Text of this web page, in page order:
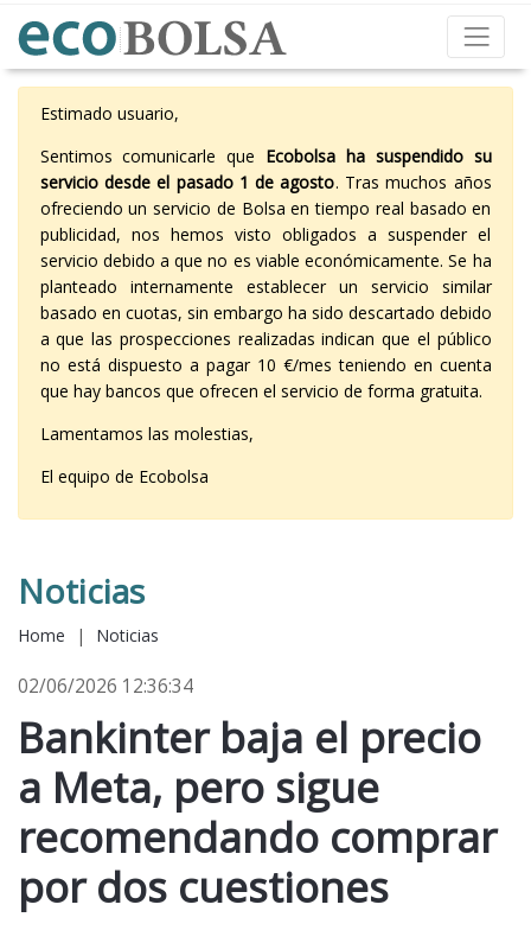
Estimado usuario,
Sentimos comunicarle que Ecobolsa ha suspendido su
servicio desde el pasado 1 de agosto. Tras muchos años
ofreciendo un servicio de Bolsa en tiempo real basado en
publicidad, nos hemos visto obligados a suspender el
servicio debido a que no es viable económicamente. Se ha
planteado internamente establecer un servicio similar
basado en cuotas, sin embargo ha sido descartado debido
a que las prospecciones realizadas indican que el público
no está dispuesto a pagar 10 €/mes teniendo en cuenta
que hay bancos que ofrecen el servicio de forma gratuita.
Lamentamos las molestias,
El equipo de Ecobolsa
Noticias
Home | Noticias
02/06/2026 12:36:34
Bankinter baja el precio
a Meta, pero sigue
recomendando comprar
por dos cuestiones